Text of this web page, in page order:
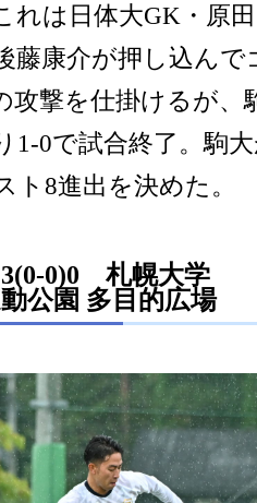
れは日体大GK・原
藤康介が押し込ん
攻撃を仕掛けるが、
1-0で試合終了。駒
ト8進出を決めた。
0)0 札幌大学
公園 多目的広場